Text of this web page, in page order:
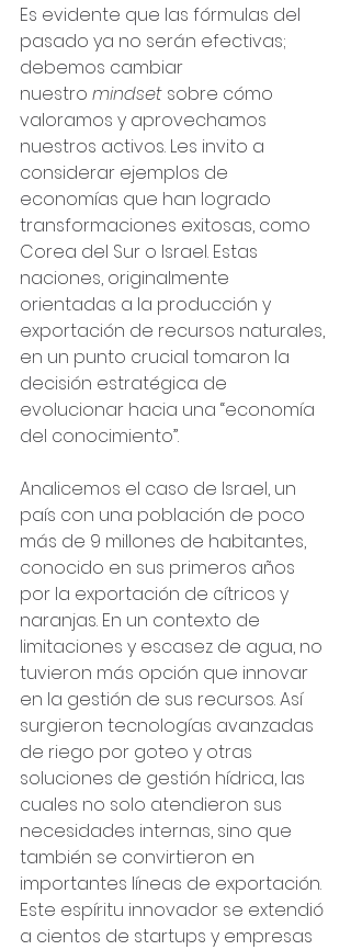
Es evidente que las fórmulas del
pasado ya no serán efectivas;
debemos cambiar
nuestro mindset sobre cómo
valoramos y aprovechamos
nuestros activos. Les invito a
considerar ejemplos de
economías que han logrado
transformaciones exitosas, como
Corea del Sur o Israel. Estas
naciones, originalmente
orientadas a la producción y
exportación de recursos naturales,
en un punto crucial tomaron la
decisión estratégica de
evolucionar hacia una “economía
del conocimiento”.
Analicemos el caso de Israel, un
país con una población de poco
más de 9 millones de habitantes,
conocido en sus primeros años
por la exportación de cítricos y
naranjas. En un contexto de
limitaciones y escasez de agua, no
tuvieron más opción que innovar
en la gestión de sus recursos. Así
surgieron tecnologías avanzadas
de riego por goteo y otras
soluciones de gestión hídrica, las
cuales no solo atendieron sus
necesidades internas, sino que
también se convirtieron en
importantes líneas de exportación.
Este espíritu innovador se extendió
a cientos de startups y empresas